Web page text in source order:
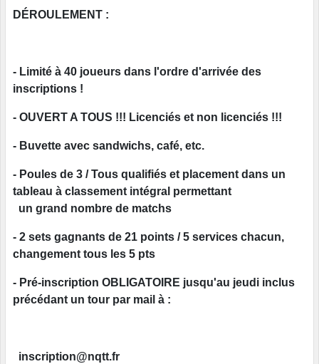
DÉROULEMENT :
- Limité à 40 joueurs dans l'ordre d'arrivée des
inscriptions !
- OUVERT A TOUS !!! Licenciés et non licenciés !!!
- Buvette avec sandwichs, café, etc.
- Poules de 3 / Tous qualifiés et placement dans un
tableau à classement intégral permettant
un grand nombre de matchs
- 2 sets gagnants de 21 points / 5 services chacun,
changement tous les 5 pts
- Pré-inscription OBLIGATOIRE jusqu'au jeudi inclus
précédant un tour par mail à :
inscription@nqtt.fr